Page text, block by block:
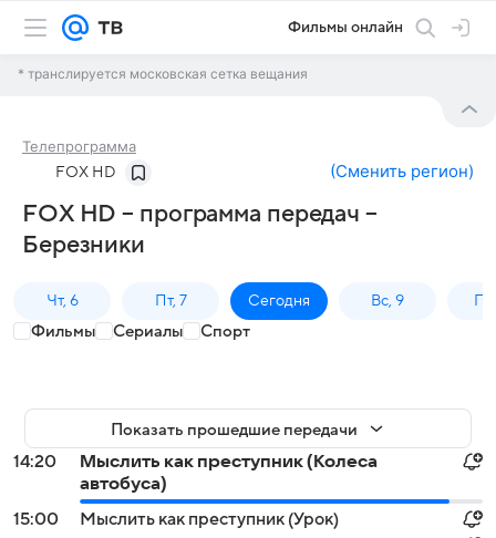
Фильмы онлайн
* транслируется московская сетка вещания
Телепрограмма
FOX HD (Сменить регион)
FOX HD – программа передач –
Березники
Чт, 6 Пт, 7 Сегодня Вс, 9
Фильмы Сериалы Спорт
Показать прошедшие передачи
14:20
Мыслить как преступник (Колеса
автобуса)
15:00
Мыслить как преступник (Урок)